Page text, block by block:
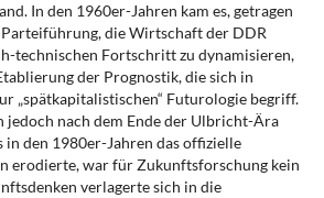
In den 1960er-Jahren kam es, getragen
die Wirtschaft der DDR
technischen Fortschritt zu dynamisieren,
der Prognostik, die sich in
„spätkapitalistischen“ Futurologie begriff.
jedoch nach dem Ende der Ulbricht-Ära
in den 1980er-Jahren das offizielle
erodierte, war für Zukunftsforschung kein
verlagerte sich in die